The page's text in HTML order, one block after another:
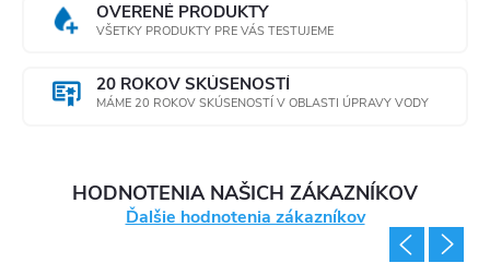
OVERENÉ PRODUKTY
VŠETKY PRODUKTY PRE VÁS TESTUJEME
20 ROKOV SKÚSENOSTÍ
MÁME 20 ROKOV SKÚSENOSTÍ V OBLASTI ÚPRAVY VODY
HODNOTENIA NAŠICH ZÁKAZNÍKOV
Ďalšie hodnotenia zákazníkov